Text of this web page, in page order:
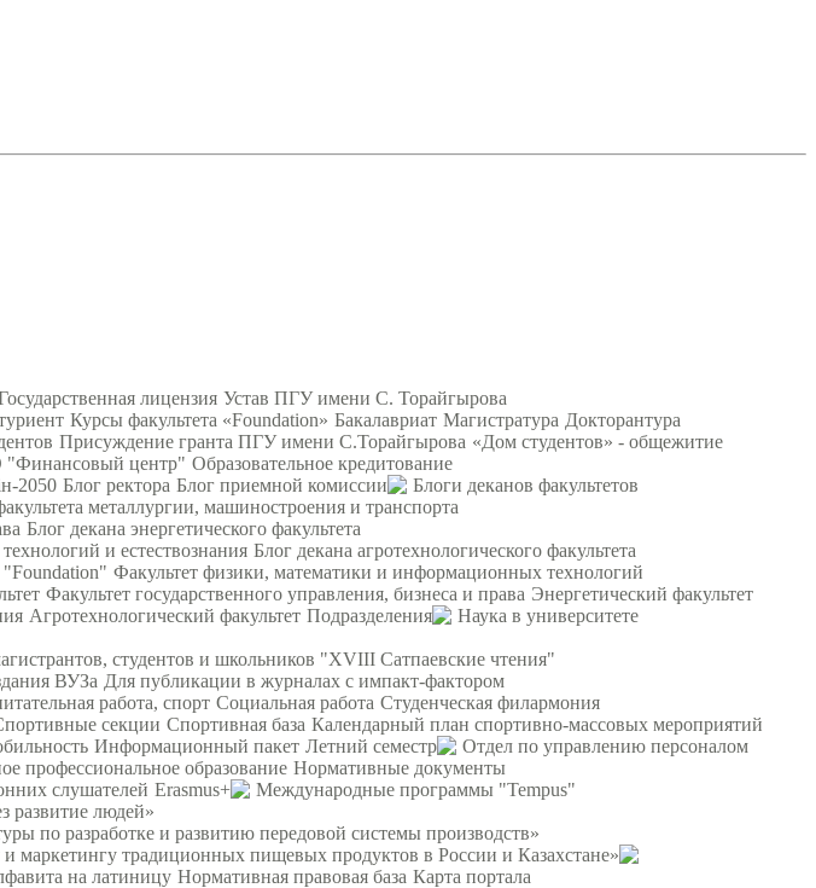
лицензия Устав ПГУ имени С. Торайгырова
Курсы факультета «Foundation» Бакалавриат Магистратура Докторантура
Присуждение гранта ПГУ имени С.Торайгырова «Дом студентов» - общежитие
центр" Образовательное кредитование
2050 Блог ректора Блог приемной комиссии
Блоги деканов факультетов
металлургии, машиностроения и транспорта
Блог декана энергетического факультета
и естествознания Блог декана агротехнологического факультета
"Foundation" Факультет физики, математики и информационных технологий
Факультет государственного управления, бизнеса и права Энергетический факультет
Агротехнологический факультет Подразделения
Наука в университете
студентов и школьников "XVIII Сатпаевские чтения"
ВУЗа Для публикации в журналах с импакт-фактором
работа, спорт Социальная работа Студенческая филармония
секции Спортивная база Календарный план спортивно-массовых мероприятий
Информационный пакет Летний семестр
Отдел по управлению персоналом
профессиональное образование Нормативные документы
слушателей Erasmus+
Международные программы "Tempus"
развитие людей»
по разработке и развитию передовой системы производств»
маркетингу традиционных пищевых продуктов в России и Казахстане»
на латиницу Нормативная правовая база Карта портала